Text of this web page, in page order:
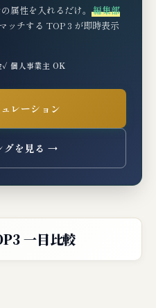
属性を入れるだけ。 編集部
ッチする TOP 3 が即時表示
✓ 個人事業主 OK
レーション
グを見る →
一目比較